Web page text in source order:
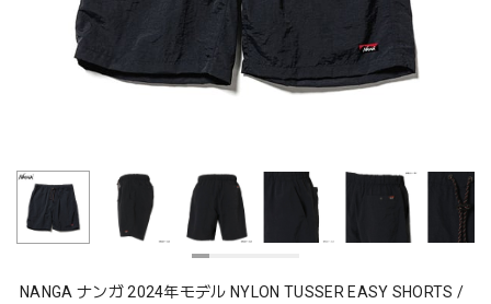
NANGA ナンガ 2024年モデル NYLON TUSSER EASY SHORTS /